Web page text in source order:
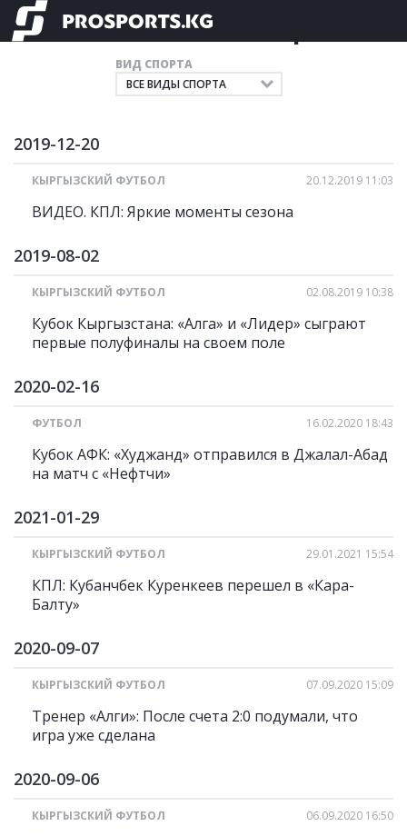
Главные новости спорта
ВИД СПОРТА
2019-12-20
КЫРГЫЗСКИЙ ФУТБОЛ 20.12.2019 11:03
ВИДЕО. КПЛ: Яркие моменты сезона
2019-08-02
КЫРГЫЗСКИЙ ФУТБОЛ 02.08.2019 10:38
Кубок Кыргызстана: «Алга» и «Лидер» сыграют
первые полуфиналы на своем поле
2020-02-16
ФУТБОЛ 16.02.2020 18:43
Кубок АФК: «Худжанд» отправился в Джалал-Абад
на матч с «Нефтчи»
2021-01-29
КЫРГЫЗСКИЙ ФУТБОЛ 29.01.2021 15:54
КПЛ: Кубанчбек Куренкеев перешел в «Кара-
Балту»
2020-09-07
КЫРГЫЗСКИЙ ФУТБОЛ 07.09.2020 15:09
Тренер «Алги»: После счета 2:0 подумали, что
игра уже сделана
2020-09-06
КЫРГЫЗСКИЙ ФУТБОЛ 06.09.2020 16:50